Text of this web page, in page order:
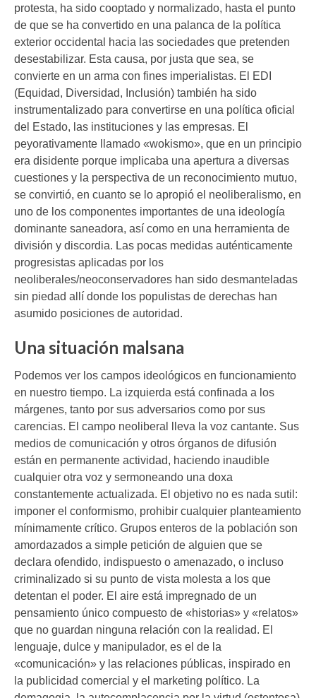
protesta, ha sido cooptado y normalizado, hasta el punto
de que se ha convertido en una palanca de la política
exterior occidental hacia las sociedades que pretenden
desestabilizar. Esta causa, por justa que sea, se
convierte en un arma con fines imperialistas. El EDI
(Equidad, Diversidad, Inclusión) también ha sido
instrumentalizado para convertirse en una política oficial
del Estado, las instituciones y las empresas. El
peyorativamente llamado «wokismo», que en un principio
era disidente porque implicaba una apertura a diversas
cuestiones y la perspectiva de un reconocimiento mutuo,
se convirtió, en cuanto se lo apropió el neoliberalismo, en
uno de los componentes importantes de una ideología
dominante saneadora, así como en una herramienta de
división y discordia. Las pocas medidas auténticamente
progresistas aplicadas por los
neoliberales/neoconservadores han sido desmanteladas
sin piedad allí donde los populistas de derechas han
asumido posiciones de autoridad.
Una situación malsana
Podemos ver los campos ideológicos en funcionamiento
en nuestro tiempo. La izquierda está confinada a los
márgenes, tanto por sus adversarios como por sus
carencias. El campo neoliberal lleva la voz cantante. Sus
medios de comunicación y otros órganos de difusión
están en permanente actividad, haciendo inaudible
cualquier otra voz y sermoneando una doxa
constantemente actualizada. El objetivo no es nada sutil:
imponer el conformismo, prohibir cualquier planteamiento
mínimamente crítico. Grupos enteros de la población son
amordazados a simple petición de alguien que se
declara ofendido, indispuesto o amenazado, o incluso
criminalizado si su punto de vista molesta a los que
detentan el poder. El aire está impregnado de un
pensamiento único compuesto de «historias» y «relatos»
que no guardan ninguna relación con la realidad. El
lenguaje, dulce y manipulador, es el de la
«comunicación» y las relaciones públicas, inspirado en
la publicidad comercial y el marketing político. La